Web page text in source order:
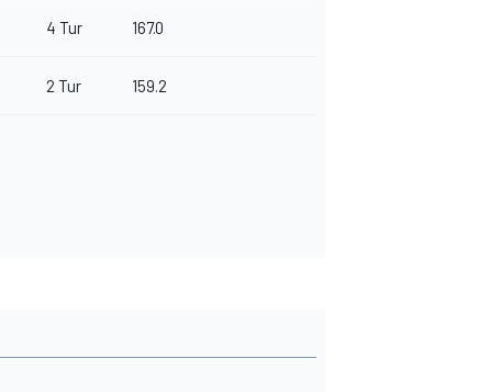
4 Tur 167.0
2 Tur 159.2